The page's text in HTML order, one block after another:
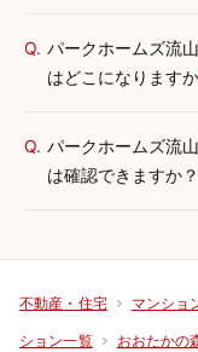
Q. パークホームズ流
はどこになります
Q. パークホームズ流
は確認できますか？
不動産・住宅 マンショ
ション一覧 おおたかの